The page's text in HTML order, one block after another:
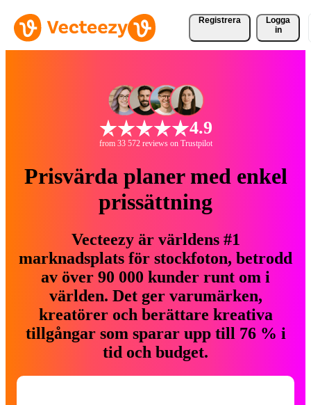
Registrera
Logga
in
4.9
from 33 572 reviews on Trustpilot
Prisvärda planer med enkel
prissättning
Vecteezy är världens #1
marknadsplats för stockfoton, betrodd
av över 90 000 kunder runt om i
världen. Det ger varumärken,
kreatörer och berättare kreativa
tillgångar som sparar upp till 76 % i
tid och budget.